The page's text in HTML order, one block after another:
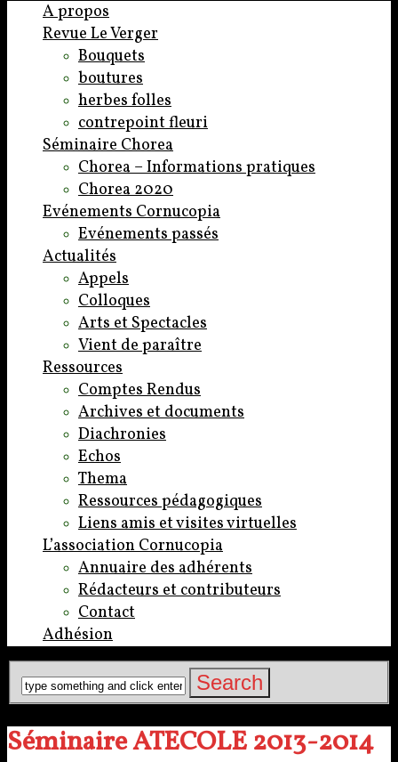
A propos
Revue Le Verger
Bouquets
boutures
herbes folles
contrepoint fleuri
Séminaire Chorea
Chorea – Informations pratiques
Chorea 2020
Evénements Cornucopia
Evénements passés
Actualités
Appels
Colloques
Arts et Spectacles
Vient de paraître
Ressources
Comptes Rendus
Archives et documents
Diachronies
Echos
Thema
Ressources pédagogiques
Liens amis et visites virtuelles
L’association Cornucopia
Annuaire des adhérents
Rédacteurs et contributeurs
Contact
Adhésion
Séminaire ATECOLE 2013-2014